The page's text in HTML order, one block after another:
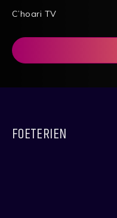
C’hoari TV
FOETERIEN